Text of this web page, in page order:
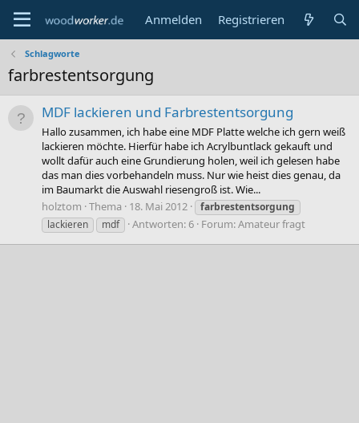
Anmelden Registrieren
Schlagworte
farbrestentsorgung
MDF lackieren und Farbrestentsorgung
Hallo zusammen, ich habe eine MDF Platte welche ich gern weiß
lackieren möchte. Hierfür habe ich Acrylbuntlack gekauft und
wollt dafür auch eine Grundierung holen, weil ich gelesen habe
das man dies vorbehandeln muss. Nur wie heist dies genau, da
im Baumarkt die Auswahl riesengroß ist. Wie...
holztom Thema 18. Mai 2012
farbrestentsorgung
lackieren
mdf Antworten: 6 Forum:Amateur fragt